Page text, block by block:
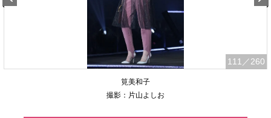
111 ／260
筧美和子
撮影：片山よしお